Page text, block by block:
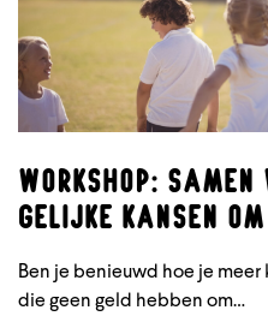
Workshop: samen
gelijke kansen
Ben je benieuwd hoe je
die geen geld hebben om…